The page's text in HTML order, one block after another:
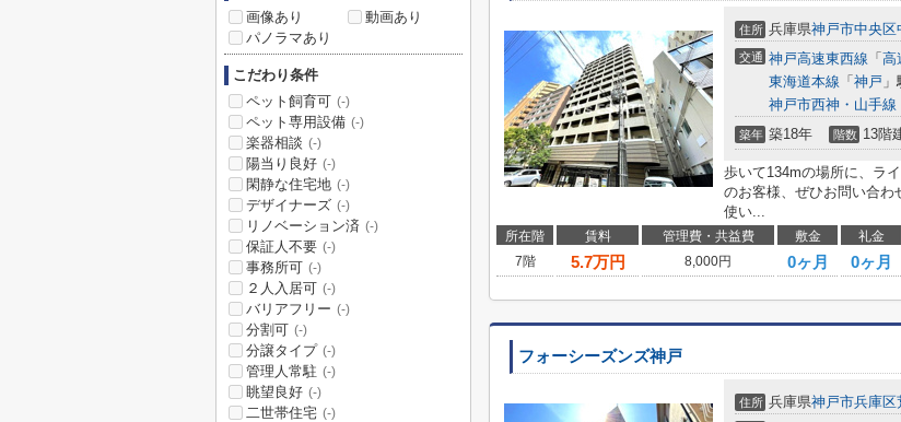
住所 兵庫県神戸市中央区
交通 神戸高速東西線 「 高
東海道本線 「 神戸
神戸市西神・山手線
築年 築18年 階数 13階
歩いて134mの場所に、ラ
のお客様、ぜひお問い合わ
使い...
所在階 賃料 管理費・共益費 敷金 礼金
7階
5.7万円 8,000円 0ヶ月 0ヶ月
フォーシーズンズ神戸
住所 兵庫県神戸市兵庫区
画像あり
動画あり
パノラマあり
こだわり条件
ペット飼育可 (-)
ペット専用設備 (-)
楽器相談 (-)
陽当り良好 (-)
閑静な住宅地 (-)
デザイナーズ (-)
リノベーション済 (-)
保証人不要 (-)
事務所可 (-)
２人入居可 (-)
バリアフリー (-)
分割可 (-)
分譲タイプ (-)
管理人常駐 (-)
眺望良好 (-)
二世帯住宅 (-)